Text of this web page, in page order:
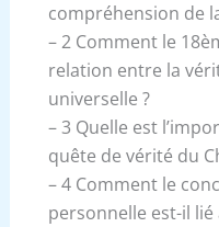
compréhension de
– 2 Comment le
relation entre la
universelle ?
– 3 Quelle est
quête de vérité du
– 4 Comment le
personnelle est-il